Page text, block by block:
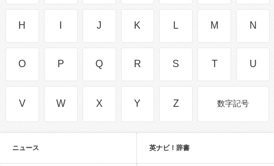
H J K L M N
O P Q R S T U
V W X Y Z 数字記号
ニュース 英ナビ！辞書